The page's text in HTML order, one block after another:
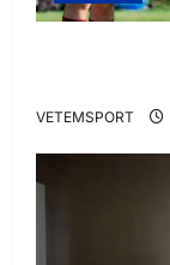
VETEMSPORT